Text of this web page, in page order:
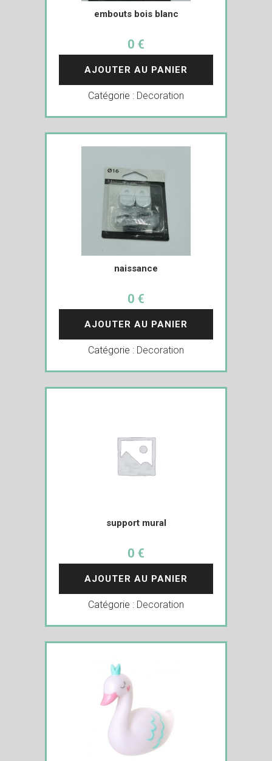
embouts bois blanc
0 €
AJOUTER AU PANIER
Catégorie : Decoration
naissance
0 €
AJOUTER AU PANIER
Catégorie : Decoration
support mural
0 €
AJOUTER AU PANIER
Catégorie : Decoration